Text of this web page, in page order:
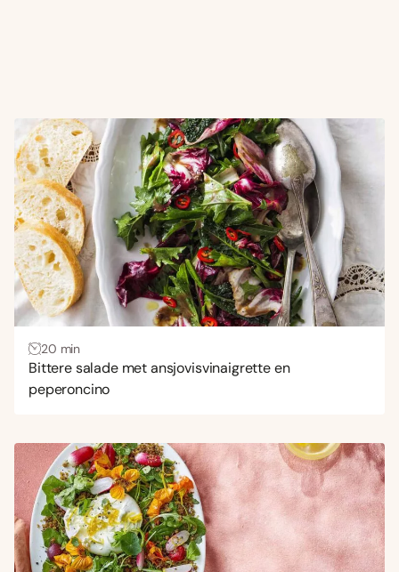
20 min
Bittere salade met ansjovisvinaigrette en
peperoncino